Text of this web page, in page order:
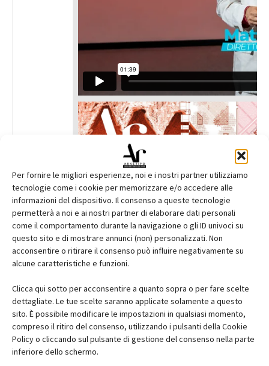
Per fornire le migliori esperienze, noi e i nostri partner utilizziamo
tecnologie come i cookie per memorizzare e/o accedere alle
informazioni del dispositivo. Il consenso a queste tecnologie
permetterà a noi e ai nostri partner di elaborare dati personali
come il comportamento durante la navigazione o gli ID univoci su
questo sito e di mostrare annunci (non) personalizzati. Non
acconsentire o ritirare il consenso può influire negativamente su
alcune caratteristiche e funzioni.
Clicca qui sotto per acconsentire a quanto sopra o per fare scelte
dettagliate. Le tue scelte saranno applicate solamente a questo
sito. È possibile modificare le impostazioni in qualsiasi momento,
compreso il ritiro del consenso, utilizzando i pulsanti della Cookie
Policy o cliccando sul pulsante di gestione del consenso nella parte
inferiore dello schermo.
Adjaye
Associates: